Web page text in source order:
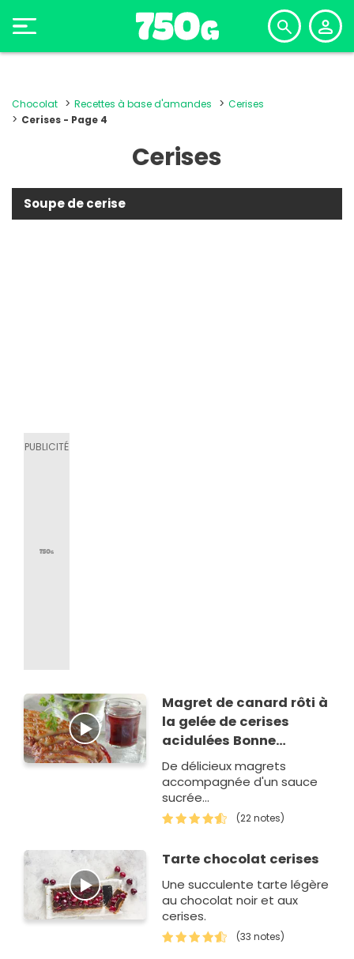
Chocolat Recettes à base d'amandes
Cerises
Cerises - Page 4
Cerises
Soupe de cerise
Magret de canard rôti à
la gelée de cerises
acidulées Bonne
Maman
De délicieux magrets
accompagnée d'un sauce
sucrée...
(22 notes)
Tarte chocolat cerises
Une succulente tarte légère
au chocolat noir et aux
cerises.
(33 notes)